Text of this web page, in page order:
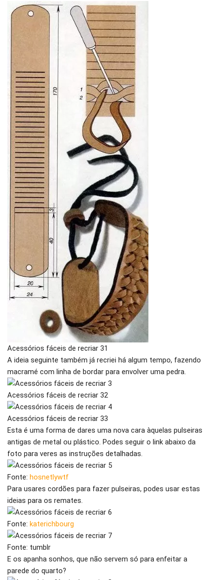
Acessórios fáceis de recriar 31
A ideia seguinte também já recriei há algum tempo, fazendo
macramé com linha de bordar para envolver uma pedra.
Acessórios fáceis de recriar 32
Acessórios fáceis de recriar 33
Esta é uma forma de dares uma nova cara àquelas pulseiras
antigas de metal ou plástico. Podes seguir o link abaixo da
foto para veres as instruções detalhadas.
Fonte: hosnetlywtf
Para usares cordões para fazer pulseiras, podes usar estas
ideias para os remates.
Fonte: katerichbourg
Fonte: tumblr
E os apanha sonhos, que não servem só para enfeitar a
parede do quarto?